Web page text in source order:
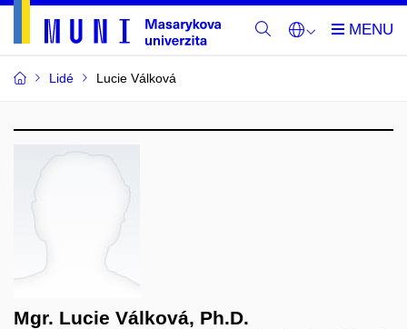
Lidé Lucie Válková
Mgr. Lucie Válková, Ph.D.